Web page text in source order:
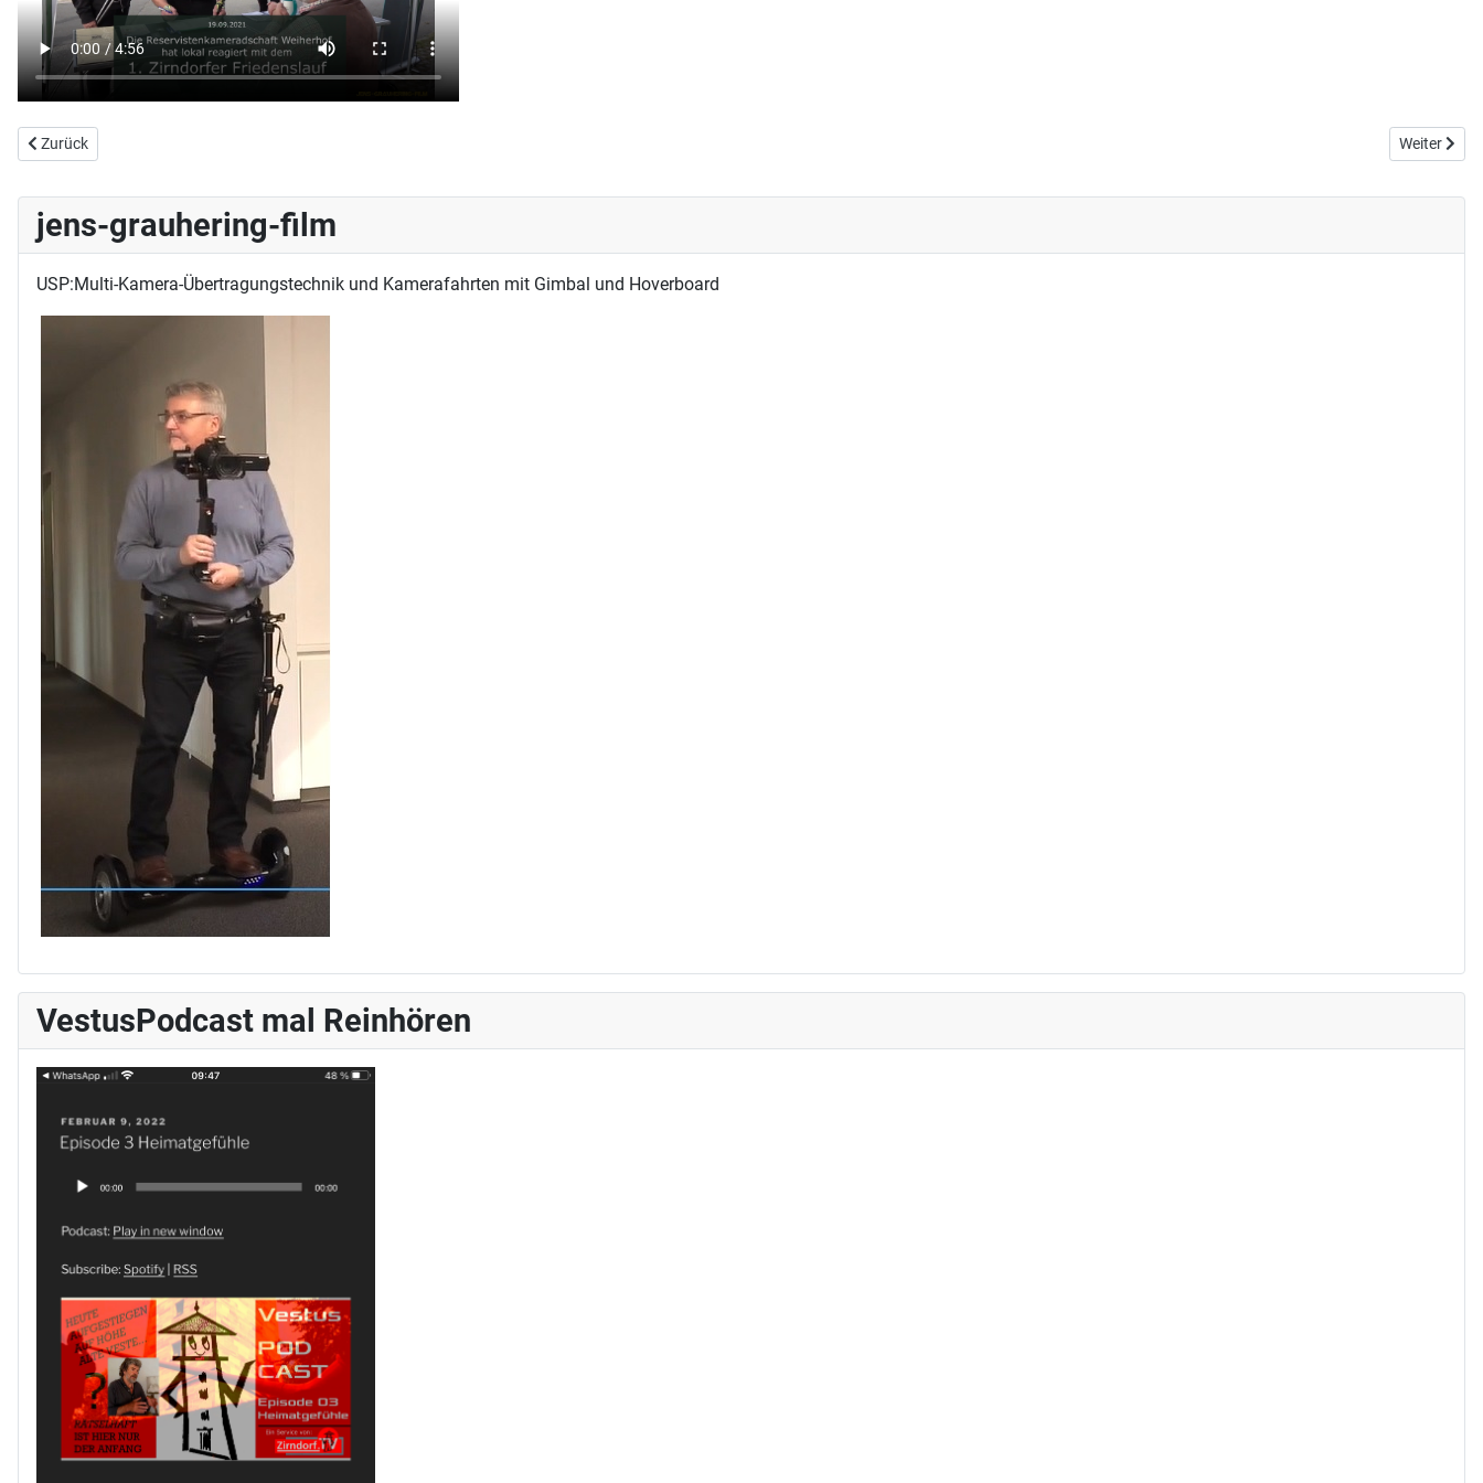
Vorheriger Beitrag: Zu Besuch bei der ROSAKuh in Obermichelbach
Zurück Nächster
Weiter
jens-grauhering-film
USP:Multi-Kamera-Übertragungstechnik und Kamerafahrten mit Gimbal und Hoverboard
VestusPodcast mal Reinhören